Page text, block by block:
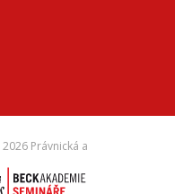
2026 Právnická a